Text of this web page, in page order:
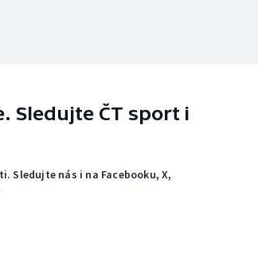
Sledujte ČT sport i
Sledujte nás i na Facebooku, X,